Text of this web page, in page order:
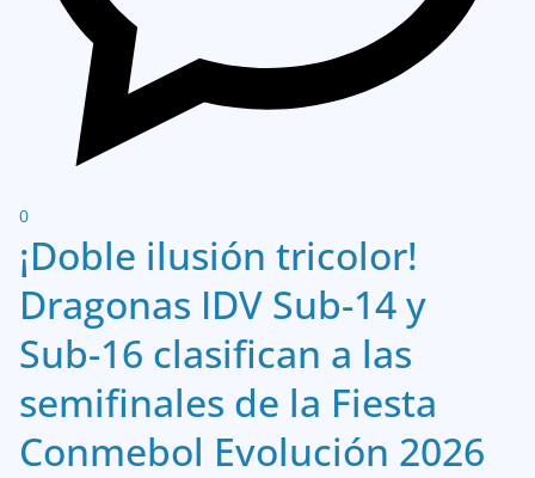
0
¡Doble ilusión tricolor!
Dragonas IDV Sub-14 y
Sub-16 clasifican a las
semifinales de la Fiesta
Conmebol Evolución 2026